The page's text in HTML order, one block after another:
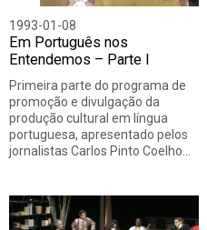
1993-01-08
Em Português nos
Entendemos – Parte I
Primeira parte do programa de
promoção e divulgação da
produção cultural em língua
portuguesa, apresentado pelos
jornalistas Carlos Pinto Coelho…